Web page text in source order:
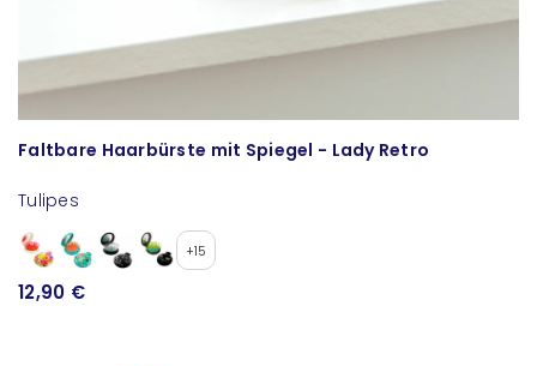
Faltbare Haarbürste mit Spiegel - Lady Retro
Tulipes
+15
12,90 €